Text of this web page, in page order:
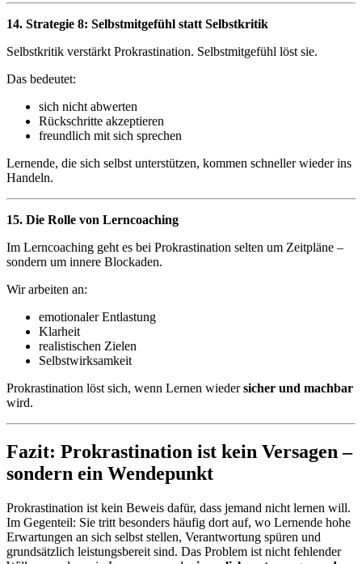
14. Strategie 8: Selbstmitgefühl statt Selbstkritik
Selbstkritik verstärkt Prokrastination. Selbstmitgefühl löst sie.
Das bedeutet:
sich nicht abwerten
Rückschritte akzeptieren
freundlich mit sich sprechen
Lernende, die sich selbst unterstützen, kommen schneller wieder ins
Handeln.
15. Die Rolle von Lerncoaching
Im Lerncoaching geht es bei Prokrastination selten um Zeitpläne –
sondern um innere Blockaden.
Wir arbeiten an:
emotionaler Entlastung
Klarheit
realistischen Zielen
Selbstwirksamkeit
Prokrastination löst sich, wenn Lernen wiedersicher und machbar
wird.
Fazit: Prokrastination ist kein Versagen –
sondern ein Wendepunkt
Prokrastination ist kein Beweis dafür, dass jemand nicht lernen will.
Im Gegenteil: Sie tritt besonders häufig dort auf, wo Lernende hohe
Erwartungen an sich selbst stellen, Verantwortung spüren und
grundsätzlich leistungsbereit sind. Das Problem ist nicht fehlender